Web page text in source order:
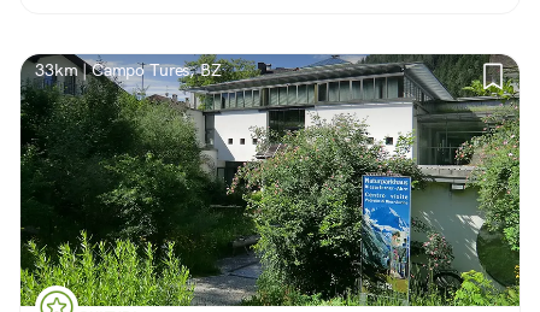
33km | Campo Tures, BZ